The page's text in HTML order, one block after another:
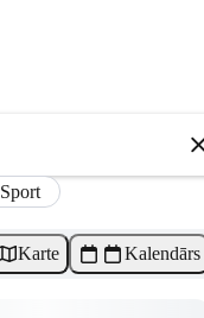
Sport
Karte Kalendārs